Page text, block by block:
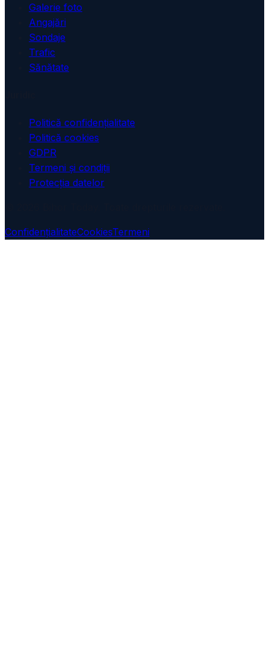
Galerie foto
Angajări
Sondaje
Trafic
Sănătate
Politică confidențialitate
Politică cookies
GDPR
Termeni și condiții
Protecția datelor
ConfidențialitateCookiesTermeni